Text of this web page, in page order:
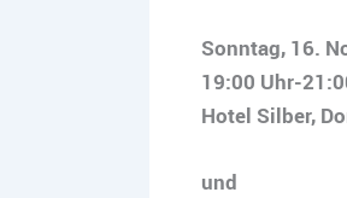
Sonntag, 16.
19:00 Uhr-
Hotel Silber,
und